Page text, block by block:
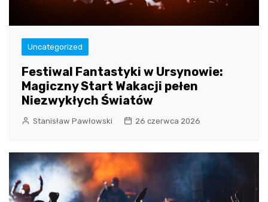
Uncategorized
Festiwal Fantastyki w Ursynowie:
Magiczny Start Wakacji pełen
Niezwykłych Światów
Stanisław Pawłowski 26 czerwca 2026